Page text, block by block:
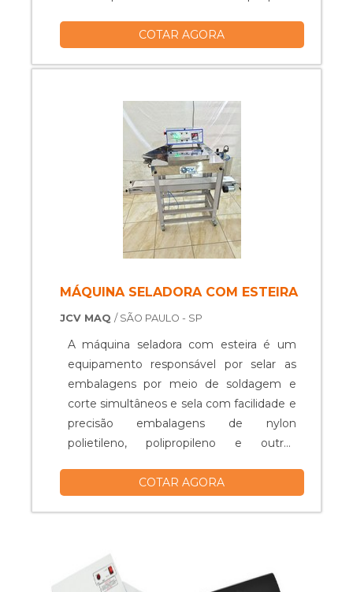
com mão de obra. Qualificações
elevado número de possibilidades de uso
diversos modelos do equipamento. Por
isso, é importante qu...
COTAR AGORA
MÁQUINA SELADORA COM ESTEIRA
JCV MAQ / SÃO PAULO - SP
A máquina seladora com esteira é um
equipamento responsável por selar as
embalagens por meio de soldagem e
corte simultâneos e sela com facilidade e
precisão embalagens de nylon
polietileno, polipropileno e outros
totalmente eficiente para manter o
seja contínuo e, por isso, a máquina é
indicada p...
COTAR AGORA